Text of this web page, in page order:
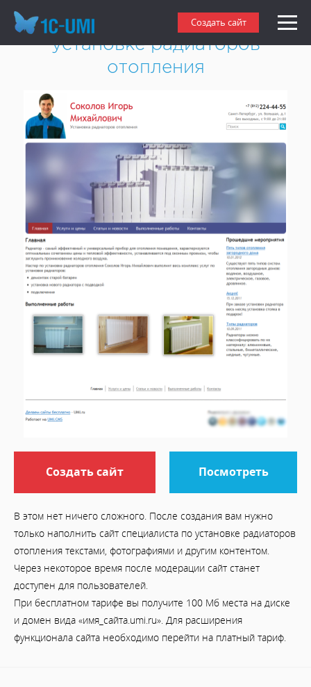
Создать сайт
Создать сайт специалиста по
установке радиаторов
отопления
Создать сайт Посмотреть
В этом нет ничего сложного. После создания вам нужно
только наполнить сайт специалиста по установке радиаторов
отопления текстами, фотографиями и другим контентом.
Через некоторое время после модерации сайт станет
доступен для пользователей.
При бесплатном тарифе вы получите 100 Мб места на диске
и домен вида «имя_сайта.umi.ru». Для расширения
функционала сайта необходимо перейти на платный тариф.